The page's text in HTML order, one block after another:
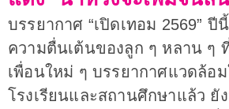
บรรยากาศ “เปิดเทอม 2569”
ความตื่นเต้นของลูก ๆ หลาน ๆ
เพื่อนใหม่ ๆ บรรยากาศแวดล้อ
โรงเรียนและสถานศึกษาแล้ว ยั